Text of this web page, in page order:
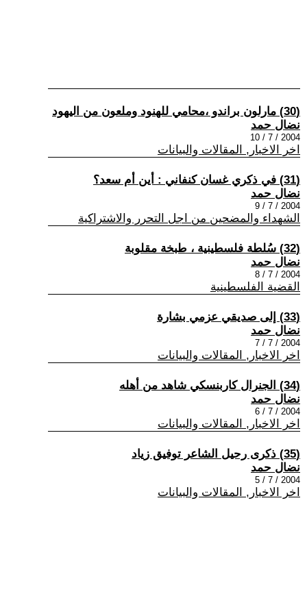
(30) مارلون براندو ،محامي للهنود وملعون من اليهود
نضال حمد
2004 / 7 / 10
اخر الاخبار, المقالات والبيانات
(31) في ذكري غسان كنفاني : أين أم سعد؟
نضال حمد
2004 / 7 / 9
الشهداء والمضحين من اجل التحرر والاشتراكية
(32) سُلطة فلسطينية ، طبخة مقلوبة
نضال حمد
2004 / 7 / 8
القضية الفلسطينية
(33) إلى صديقي عزمي بشارة
نضال حمد
2004 / 7 / 7
اخر الاخبار, المقالات والبيانات
(34) الجنرال كاربنسكي شاهد من أهله
نضال حمد
2004 / 7 / 6
اخر الاخبار, المقالات والبيانات
(35) ذكرى رحيل الشاعر توفيق زياد
نضال حمد
2004 / 7 / 5
اخر الاخبار, المقالات والبيانات